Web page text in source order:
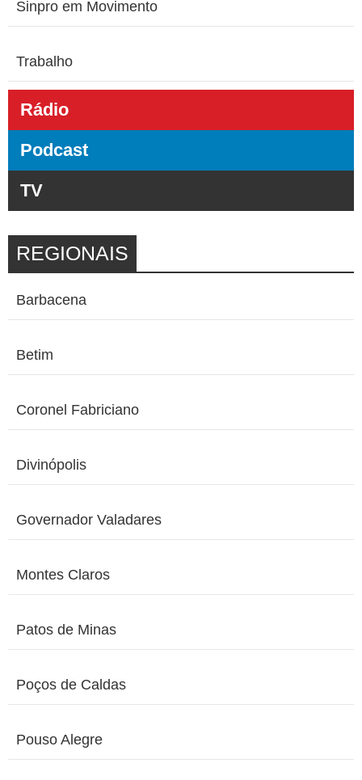
Sinpro em Movimento
Trabalho
Rádio
Podcast
TV
REGIONAIS
Barbacena
Betim
Coronel Fabriciano
Divinópolis
Governador Valadares
Montes Claros
Patos de Minas
Poços de Caldas
Pouso Alegre